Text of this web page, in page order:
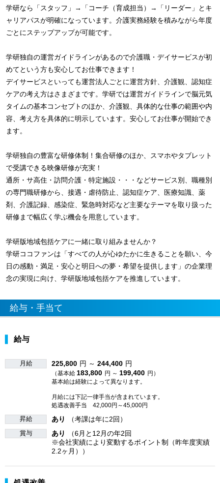
学研なら「スタッフ」→「コーチ（育成担当）→「リーダー」とキ
ャリアパスが明確になっています。介護実務経験を積みながら年度
ごとにステップアップが可能です。
学研独自の運営ガイドラインがあるので介護職・デイサービスが初
めてという方も安心してお仕事できます！
デイサービスといっても運営法人ごとに運営方針、介護観、認知症
ケアの考え方はさまざまです。学研では運営ガイドラインで脳元気
タイムの基本コンセプトのほか、介護観、具体的な仕事の範囲や内
容、考え方を具体的に明示しています。安心してお仕事が開始でき
ます。
学研独自の豊富な研修体制！集合研修のほか、スマホやタブレット
で受講できる映像研修が充実！
通所・サ高住・訪問介護・特定施設・・・などサービス別、職種別
の専門職研修から、接遇・虐待防止、認知症ケア、医療知識、薬
剤、介護記録、感染症、緊急時対応など主要なテーマを取り扱った
研修まで幅広く学ぶ機会を用意しています。
学研版地域包括ケアに一緒に取り組みませんか？
学研ココファンは「すべての人が心ゆたかに生きることを願い、今
日の感動・満足・安心と明日への夢・希望を提供します」の企業理
念の実現に向け、学研版地域包括ケアを推進しています。
給与・手当て
給与
月給 225,800 円 ～ 244,400 円
（基本給 183,800 円 ～ 199,400 円）
基本給は経験によって異なります。
月給には下記一律手当が含まれています。
処遇改善手当 42,000円～45,000円
昇給 あり （考課は年に2回）
賞与 あり
（6月と12月の年2回
※会社実績により変動するポイント制（昨年度実績
2.2ヶ月））